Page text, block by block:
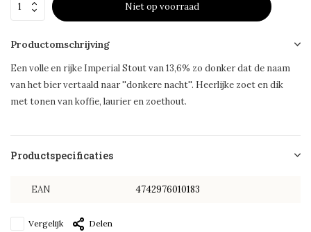
Niet op voorraad
Productomschrijving
Een volle en rijke Imperial Stout van 13,6% zo donker dat de naam
van het bier vertaald naar ''donkere nacht''. Heerlijke zoet en dik
met tonen van koffie, laurier en zoethout.
Productspecificaties
EAN 4742976010183
Vergelijk Delen